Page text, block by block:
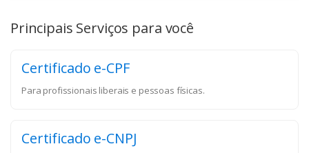
Principais Serviços para você
Certificado e-CPF
Para profissionais liberais e pessoas físicas.
Certificado e-CNPJ